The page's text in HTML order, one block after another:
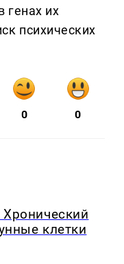
генах их
психических
0 0
клетки